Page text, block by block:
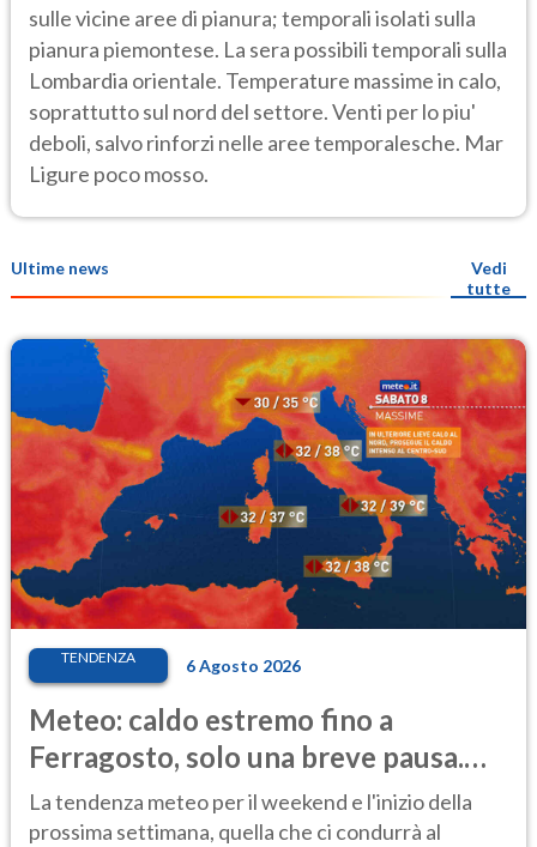
sulle vicine aree di pianura; temporali isolati sulla
pianura piemontese. La sera possibili temporali sulla
Lombardia orientale. Temperature massime in calo,
soprattutto sul nord del settore. Venti per lo piu'
deboli, salvo rinforzi nelle aree temporalesche. Mar
Ligure poco mosso.
Ultime news
Vedi
tutte
TENDENZA 6 Agosto 2026
Meteo: caldo estremo fino a
Ferragosto, solo una breve pausa.
Ecco dove
La tendenza meteo per il weekend e l'inizio della
prossima settimana, quella che ci condurrà al